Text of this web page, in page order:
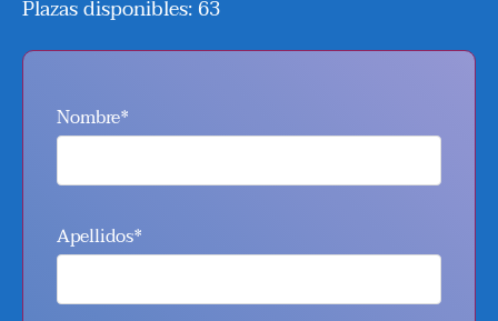
Plazas disponibles: 63
Nombre*
Apellidos*